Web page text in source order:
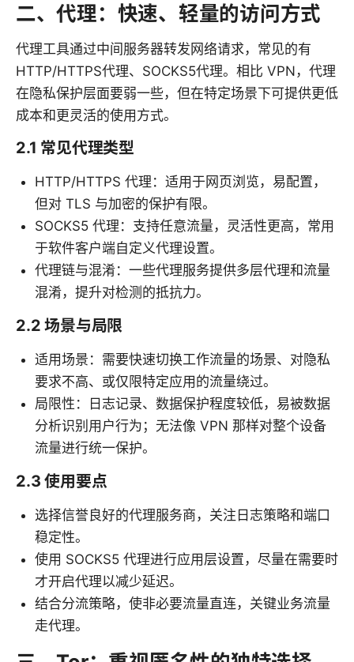
二、代理：快速、轻量的访问方式
代理工具通过中间服务器转发网络请求，常见的有
HTTP/HTTPS代理、SOCKS5代理。相比 VPN，代理
在隐私保护层面要弱一些，但在特定场景下可提供更低
成本和更灵活的使用方式。
2.1 常见代理类型
HTTP/HTTPS 代理：适用于网页浏览，易配置，
但对 TLS 与加密的保护有限。
SOCKS5 代理：支持任意流量，灵活性更高，常用
于软件客户端自定义代理设置。
代理链与混淆：一些代理服务提供多层代理和流量
混淆，提升对检测的抵抗力。
2.2 场景与局限
适用场景：需要快速切换工作流量的场景、对隐私
要求不高、或仅限特定应用的流量绕过。
局限性：日志记录、数据保护程度较低，易被数据
分析识别用户行为；无法像 VPN 那样对整个设备
流量进行统一保护。
2.3 使用要点
选择信誉良好的代理服务商，关注日志策略和端口
稳定性。
使用 SOCKS5 代理进行应用层设置，尽量在需要时
才开启代理以减少延迟。
结合分流策略，使非必要流量直连，关键业务流量
走代理。